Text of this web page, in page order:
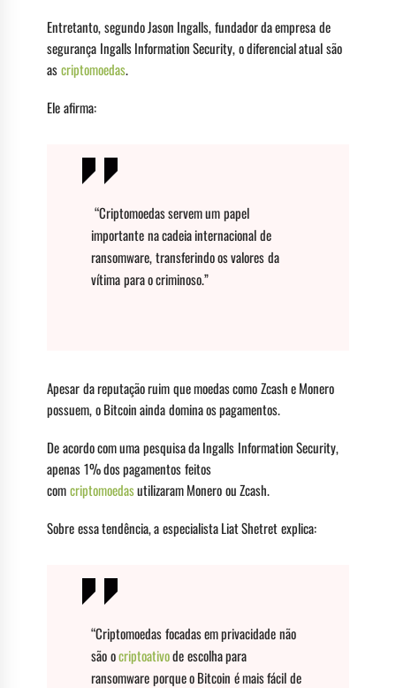
Entretanto, segundo Jason Ingalls, fundador da empresa de
segurança Ingalls Information Security, o diferencial atual são
ascriptomoedas.
Ele afirma:
“Criptomoedas servem um papel
importante na cadeia internacional de
ransomware, transferindo os valores da
vítima para o criminoso.”
Apesar da reputação ruim que moedas como Zcash e Monero
possuem, o Bitcoin ainda domina os pagamentos.
De acordo com uma pesquisa da Ingalls Information Security,
apenas 1% dos pagamentos feitos
comcriptomoedasutilizaram Monero ou Zcash.
Sobre essa tendência, a especialista Liat Shetret explica:
“Criptomoedas focadas em privacidade não
são ocriptoativode escolha para
ransomware porque o Bitcoin é mais fácil de